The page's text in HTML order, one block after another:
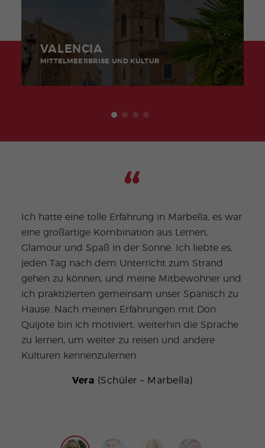
VALENCIA
MITTELMEERBRISE UND KULTUR
Ich hatte eine tolle Erfahrung in Marbella, es war
eine großartige Kombination aus Lernen,
Glamour und Spaß in der Sonne. Ich liebte es,
jeden Tag nach dem Unterricht zum Strand
gehen zu können, und meine Mitbewohner und
ich praktizierten gemeinsam unser Spanisch zu
Hause. Nach meinen Erfahrungen mit Don
Quijote bin ich motiviert, weiterhin die Sprache
zu lernen, um weiter zu reisen und andere
Kulturen kennenzulernen.
Vera (Schüler – Marbella)